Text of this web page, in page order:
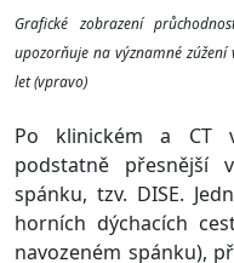
Grafické zobrazení
upozorňuje na významné
let (vpravo)
Po klinickém a CT
podstatně přesnější
spánku, tzv. DISE.
horních dýchacích
navozeném spánku),